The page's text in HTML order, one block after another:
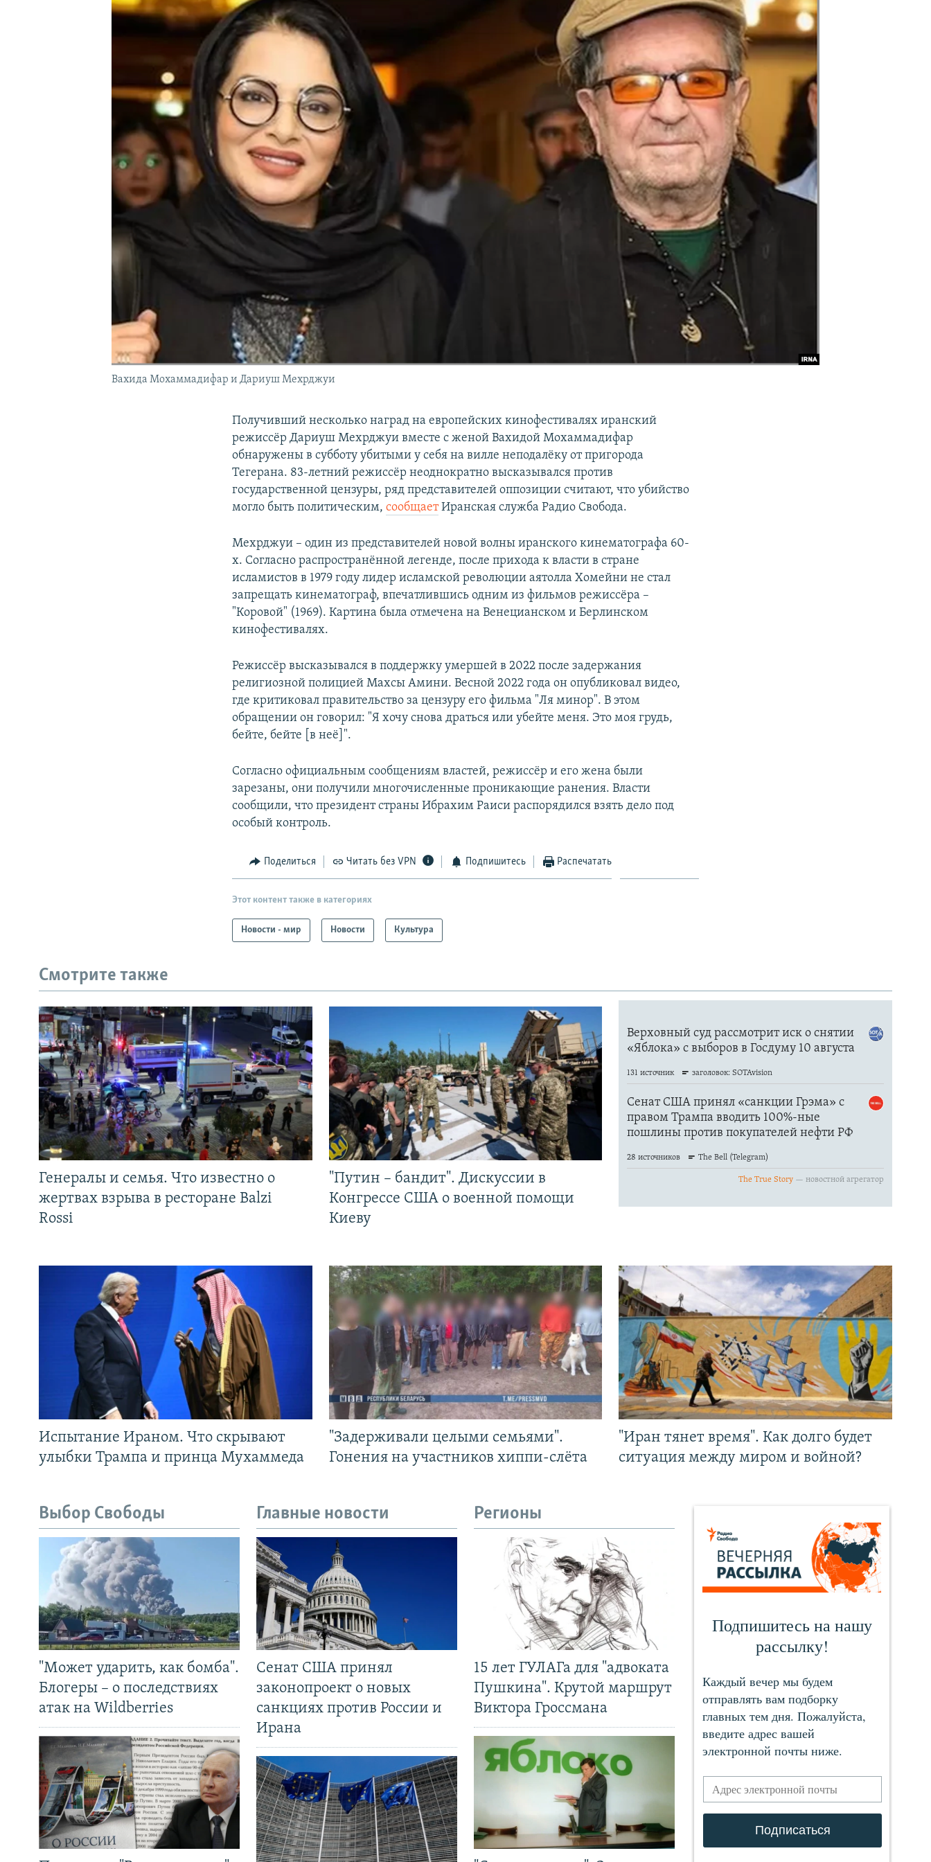
ПОДПИШИТЕСЬ НА РАССЫЛКУ
Вахида Мохаммадифар и Дариуш Мехрджуи
Получивший несколько наград на европейских кинофестивалях иранский
режиссёр Дариуш Мехрджуи вместе с женой Вахидой Мохаммадифар
обнаружены в субботу убитыми у себя на вилле неподалёку от пригорода
Тегерана. 83-летний режиссёр неоднократно высказывался против
государственной цензуры, ряд представителей оппозиции считают, что убийство
могло быть политическим,сообщаетИранская служба Радио Свобода.
Мехрджуи – один из представителей новой волны иранского кинематографа 60-
х. Согласно распространённой легенде, после прихода к власти в стране
исламистов в 1979 году лидер исламской революции аятолла Хомейни не стал
запрещать кинематограф, впечатлившись одним из фильмов режиссёра –
"Коровой" (1969). Картина была отмечена на Венецианском и Берлинском
кинофестивалях.
Режиссёр высказывался в поддержку умершей в 2022 после задержания
религиозной полицией Махсы Амини. Весной 2022 года он опубликовал видео,
где критиковал правительство за цензуру его фильма "Ля минор". В этом
обращении он говорил: "Я хочу снова драться или убейте меня. Это моя грудь,
бейте, бейте [в неё]".
Согласно официальным сообщениям властей, режиссёр и его жена были
зарезаны, они получили многочисленные проникающие ранения. Власти
сообщили, что президент страны Ибрахим Раиси распорядился взять дело под
особый контроль.
Поделиться Читать без VPN Подпишитесь Распечатать
Этот контент также в категориях
Новости - мир Новости Культура
Смотрите также
Генералы и семья. Что известно о
жертвах взрыва в ресторане Balzi
Rossi
"Путин – бандит". Дискуссии в
Конгрессе США о военной помощи
Киеву
Испытание Ираном. Что скрывают
улыбки Трампа и принца Мухаммеда
"Задерживали целыми семьями".
Гонения на участников хиппи-слёта
"Иран тянет время". Как долго будет
ситуация между миром и войной?
Выбор Свободы
"Может ударить, как бомба".
Блогеры – о последствиях
атак на Wildberries
Главные новости
Сенат США принял
законопроект о новых
санкциях против России и
Ирана
Регионы
15 лет ГУЛАГа для "адвоката
Пушкина". Крутой маршрут
Виктора Гроссмана